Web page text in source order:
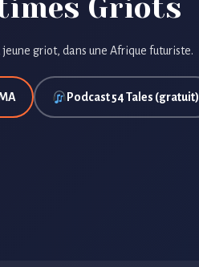
Griots
griot, dans une Afrique futuriste.
Podcast 54 Tales (gratuit)